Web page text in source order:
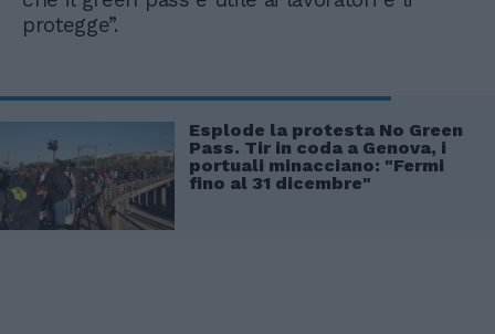
protegge”.
Esplode la protesta No Green
Pass. Tir in coda a Genova, i
portuali minacciano: "Fermi
fino al 31 dicembre"